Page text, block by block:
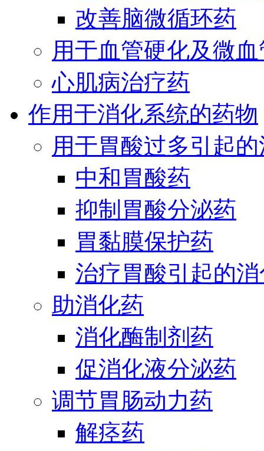
改善脑微循环药
用于血管硬化及微
心肌病治疗药
作用于消化系统的药物
用于胃酸过多引起
中和胃酸药
抑制胃酸分泌药
胃黏膜保护药
治疗胃酸引起的
助消化药
消化酶制剂药
促消化液分泌药
调节胃肠动力药
解痉药